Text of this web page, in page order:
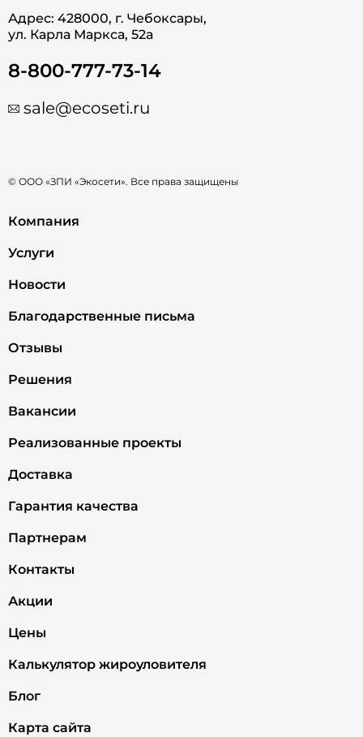
Адрес: 428000, г. Чебоксары,
ул. Карла Маркса, 52а
8-800-777-73-14
sale@ecoseti.ru
© ООО «ЗПИ «Экосети». Все права защищены
Компания
Услуги
Новости
Благодарственные письма
Отзывы
Решения
Вакансии
Реализованные проекты
Доставка
Гарантия качества
Партнерам
Контакты
Акции
Цены
Калькулятор жироуловителя
Блог
Карта сайта